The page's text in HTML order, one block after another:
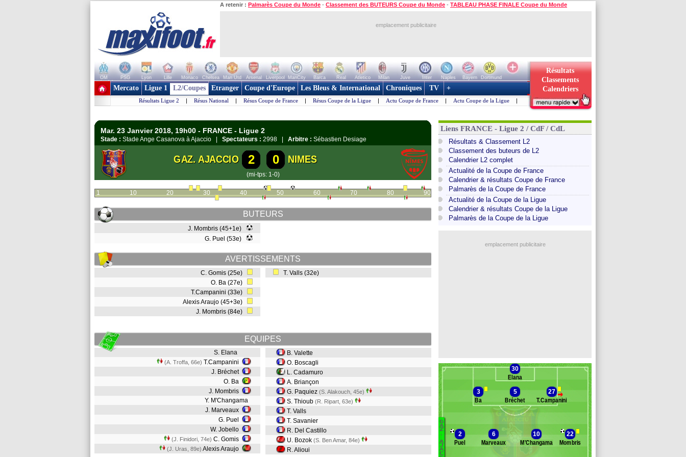
A retenir : Palmarès Coupe du Monde - Classement des BUTEURS Coupe du Monde - TABLEAU PHASE FINALE Coupe du Monde
emplacement publicitaire
OM PSG Lyon Lille Monaco Chelsea Man Utd Arsenal Liverpool ManCity Barca Real Atletico Milan Juve Inter Naples Bayern
Dortmund
+ de clubs
Résultats
Classements
Calendriers
Mercato Ligue 1 L2/Coupes Etranger Coupe d'Europe Les Bleus & International Chroniques TV +
Résultats Ligue 2 | Résus National | Résus Coupe de France | Résus Coupe de la Ligue | Actu Coupe de France | Actu Coupe de la Ligue |
Mar. 23 Janvier 2018, 19h00 - FRANCE - Ligue 2
Stade : Stade Ange Casanova à Ajaccio | Spectateurs : 2998 | Arbitre : Sébastien Desiage
GAZ. AJACCIO 2 0 NIMES
(mi-tps: 1-0)
1 10 20 30 40 50 60 70 80 90
BUTEURS
J. Mombris (45+1e)
G. Puel (53e)
AVERTISSEMENTS
C. Gomis (25e)
O. Ba (27e)
T.Campanini (33e)
Alexis Araujo (45+3e)
J. Mombris (84e)
T. Valls (32e)
EQUIPES
S. Elana
(A. Troffa, 66e) T.Campanini
J. Bréchet
O. Ba
J. Mombris
Y. M'Changama
J. Marveaux
G. Puel
W. Jobello
(J. Finidori, 74e) C. Gomis
(J. Uras, 89e) Alexis Araujo
B. Valette
O. Boscagli
L. Cadamuro
A. Briançon
G. Paquiez (S. Alakouch, 45e)
S. Thioub (R. Ripart, 63e)
T. Valls
T. Savanier
R. Del Castillo
U. Bozok (S. Ben Amar, 84e)
R. Alioui
Liens FRANCE - Ligue 2 / CdF / CdL
Résultats & Classement L2
Classement des buteurs de L2
Calendrier L2 complet
Actualité de la Coupe de France
Calendrier & résultats Coupe de France
Palmarès de la Coupe de France
Actualité de la Coupe de la Ligue
Calendrier & résultats Coupe de la Ligue
Palmarès de la Coupe de la Ligue
emplacement publicitaire
Banc des remplaçants Gaz. Ajaccio
Uras
Troffa
G
A
Z
.
A
J
A
C
30
Elana
3
Ba
5
Bréchet
>
27
T.Campanini
2
Puel
6
Marveaux
10
M'Changama
22
Mombris